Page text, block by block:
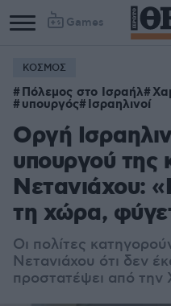
Games
ΚΟΣΜΟΣ
Πόλεμος στο Ισραήλ
υπουργός Ισραηλινοί
Οργή
υπουργού της
Νετανιάχου:
τη χώρα,
Οι πολίτες
Νετανιάχου ότι δεν
προστατέψει από την